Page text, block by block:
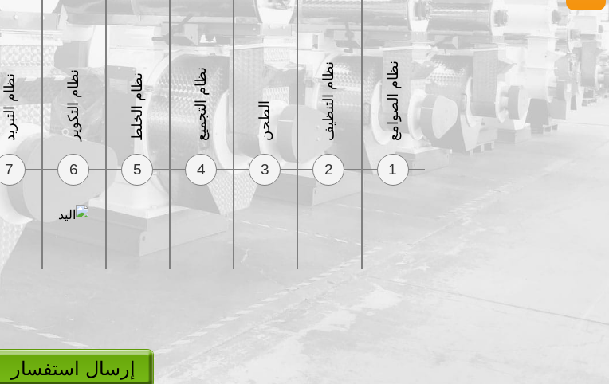
نظام الصوامع
1
نظام التنظيف
2
الطحن
3
نظام التجميع
4
نظام الخلط
5
نظام التكوير
6
نظام التبريد
7
إرسال استفسار